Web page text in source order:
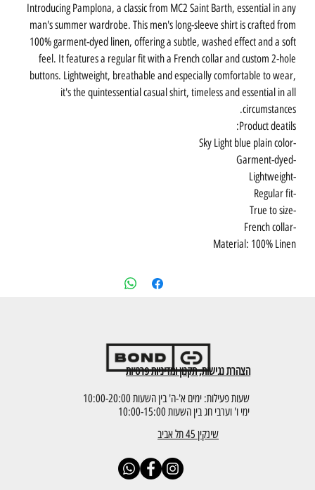
Introducing Pamplona, a classic from MC2 Saint Barth, essential in any
man's summer wardrobe. This men's long-sleeve shirt is crafted from
100% garment-dyed linen, offering a subtle, washed effect and a soft
feel. It features a regular fit with a French collar and custom 2-hole
buttons. Lightweight, breathable and especially comfortable to wear,
it's the quintessential casual shirt, timeless and essential in all
circumstances.
Product deatils:
-Sky Light blue plain color
-Garment-dyed
-Lightweight
-Regular fit
-True to size
-French collar
Material: 100% Linen
הצהרת נגישות, תקנון ומדיניות פרטיות
שעות פעילות: ימים א'-ה' בין השעות 10:00-20:00
ימי ו' וערבי חג בין השעות 10:00-15:00
שינקין 45 תל אביב